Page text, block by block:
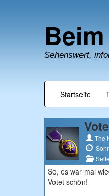
Sehenswert,
Startseite
Vote
The
So, es war mal
Votet schön!